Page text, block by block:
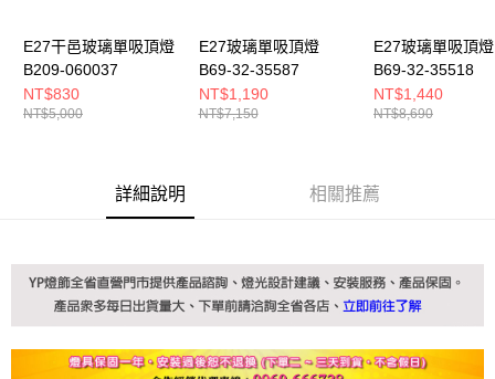
時審查核予不同之上限額度；若仍有額度不足之情形，本公司將視審查結果
５．嚴禁一人註冊多個帳號或使用他人資訊註冊。若發現惡意使用之情形，
恩沛科技股份有限公司將有權停止該用戶之使用額度並採取法律行動。
E27干邑玻璃單吸頂燈
B209-060037
NT$830
NT$5,000
E27玻璃單吸頂燈
B69-32-35587
NT$1,190
NT$7,150
E27玻璃單吸頂燈
B69-32-35518
NT$1,440
NT$8,690
詳細說明 相關推薦